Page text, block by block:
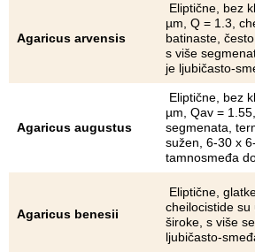
Agaricus arvensis
Eliptične, bez
µm, Q = 1.3,
batinaste,
s više
je ljubičasto-
Agaricus augustus
Eliptične, bez
µm, Qav =
segmenata,
sužen, 6-30 x
tamnosmeđa
Agaricus benesii
Eliptične,
cheilocistide su
široke, s više
ljubičasto-